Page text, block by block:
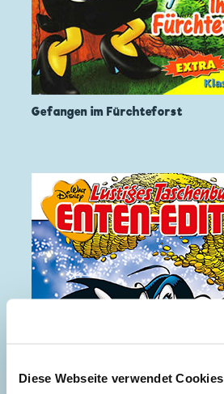
Diese Webseite verwendet Cookies
Gefangen im Fürchteforst